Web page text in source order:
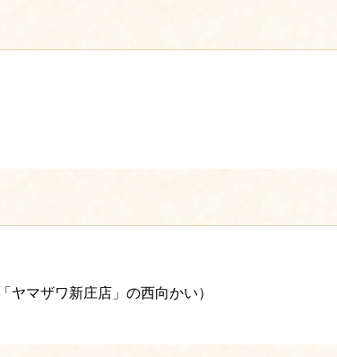
マザワ新庄店」の西向かい）